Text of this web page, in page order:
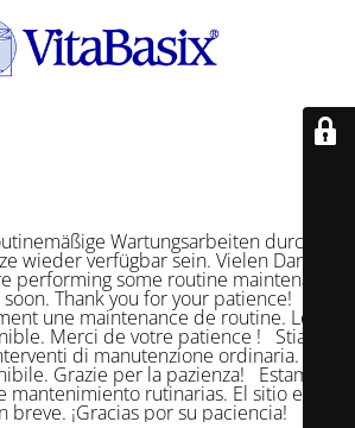
Wartungsarbeiten durch. Die
wieder verfügbar sein. Vielen Dank für
performing some routine maintenance.
Thank you for your patience! Nous
une maintenance de routine. Le site
Merci de votre patience ! Stiamo
di manutenzione ordinaria. Il sito
Grazie per la pazienza! Estamos
mantenimiento rutinarias. El sitio estará
breve. ¡Gracias por su paciencia!